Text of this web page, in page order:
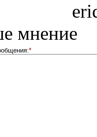
мнение
*